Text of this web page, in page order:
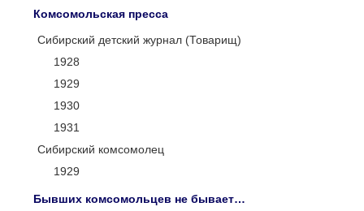
Комсомольская пресса
Сибирский детский журнал (Товарищ)
1928
1929
1930
1931
Сибирский комсомолец
1929
Бывших комсомольцев не бывает…